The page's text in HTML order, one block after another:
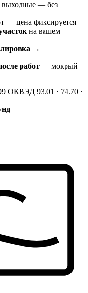
выходные — без
— цена фиксируется
на вашем
→
работ — мокрый
ОКВЭД 93.01 · 74.70 ·